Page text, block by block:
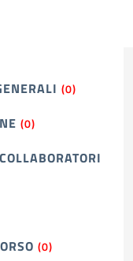
(0)
(0)
(0)